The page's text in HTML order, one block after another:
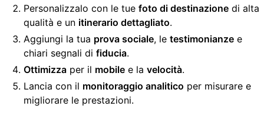
Personalizzalo con le tue foto di destinazione di alta
qualità e un itinerario dettagliato.
Aggiungi la tua prova sociale, le testimonianze e
chiari segnali di fiducia.
Ottimizza per il mobile e la velocità.
Lancia con il monitoraggio analitico per misurare e
migliorare le prestazioni.